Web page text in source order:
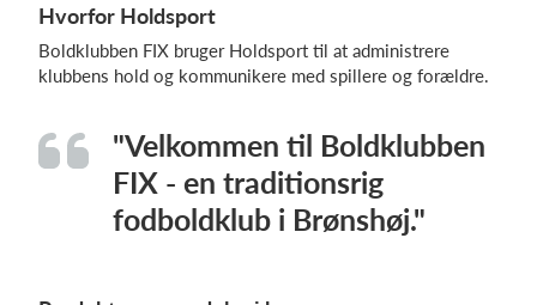
Hvorfor Holdsport
Boldklubben FIX bruger Holdsport til at administrere
klubbens hold og kommunikere med spillere og forældre.
"Velkommen til Boldklubben
FIX - en traditionsrig
fodboldklub i Brønshøj."